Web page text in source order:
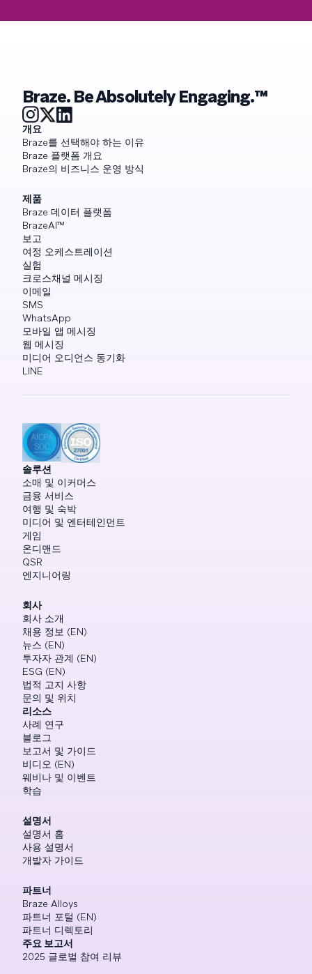
Braze. Be Absolutely Engaging.™
개요
Braze를 선택해야 하는 이유
Braze 플랫폼 개요
Braze의 비즈니스 운영 방식
제품
Braze 데이터 플랫폼
BrazeAI™
보고
여정 오케스트레이션
실험
크로스채널 메시징
이메일
SMS
WhatsApp
모바일 앱 메시징
웹 메시징
미디어 오디언스 동기화
LINE
솔루션
소매 및 이커머스
금융 서비스
여행 및 숙박
미디어 및 엔터테인먼트
게임
온디맨드
QSR
엔지니어링
회사
회사 소개
채용 정보 (EN)
뉴스 (EN)
투자자 관계 (EN)
ESG (EN)
법적 고지 사항
문의 및 위치
리소스
사례 연구
블로그
보고서 및 가이드
비디오 (EN)
웨비나 및 이벤트
학습
설명서
설명서 홈
사용 설명서
개발자 가이드
파트너
Braze Alloys
파트너 포털 (EN)
파트너 디렉토리
주요 보고서
2025 글로벌 참여 리뷰